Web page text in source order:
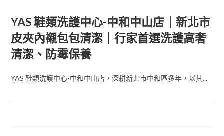
YAS 鞋類洗護中心-中和中山店｜新北市
皮夾內襯包包清潔｜行家首選洗護高奢
清潔、防霉保養
YAS 鞋類洗護中心-中和中山店，深耕新北市中和區多年，以其...